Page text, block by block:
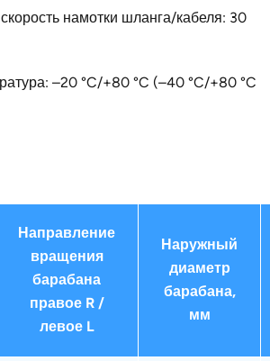
Германия
намотки шланга/кабеля: 30
–20 °C/+80 °C (–40 °C/+80 °C
Направление
вращения
барабана
правое R /
левое L
Наружный
диаметр
барабана,
мм